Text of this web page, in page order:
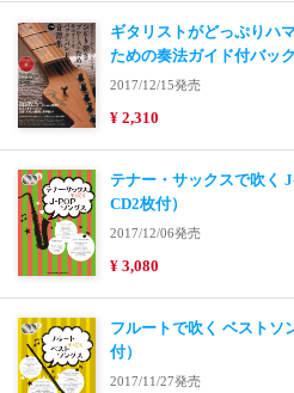
ギタリストがどっぷりハ
ための奏法ガイド付バッ
2017/12/15発売
¥ 2,310
テナー・サックスで吹く
CD2枚付）
2017/12/06発売
¥ 3,080
フルートで吹く ベストソ
付）
2017/11/27発売